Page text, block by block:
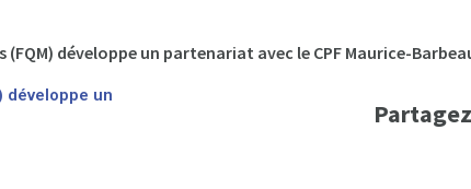
développe un partenariat avec le CPF Maurice-
développe un